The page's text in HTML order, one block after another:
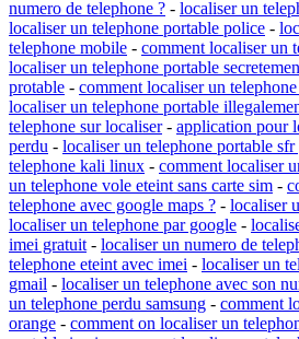
numero de telephone ? - localiser un
localiser un telephone portable police -
telephone mobile - comment localiser un
localiser un telephone portable
protable - comment localiser un
localiser un telephone portable
telephone sur localiser- application pour
perdu - localiser un telephone portable
telephone kali linux - comment localiser
un telephone vole eteint sans carte sim -
telephone avec google maps ? - localiser
localiser un telephone par google -
imei gratuit - localiser un numero de
telephone eteint avec imei - localiser un
gmail - localiser un telephone avec son
un telephone perdu samsung - comment
orange - comment on localiser un